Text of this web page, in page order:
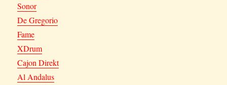
Sonor
De Gregorio
Fame
XDrum
Cajon Direkt
Al Andalus